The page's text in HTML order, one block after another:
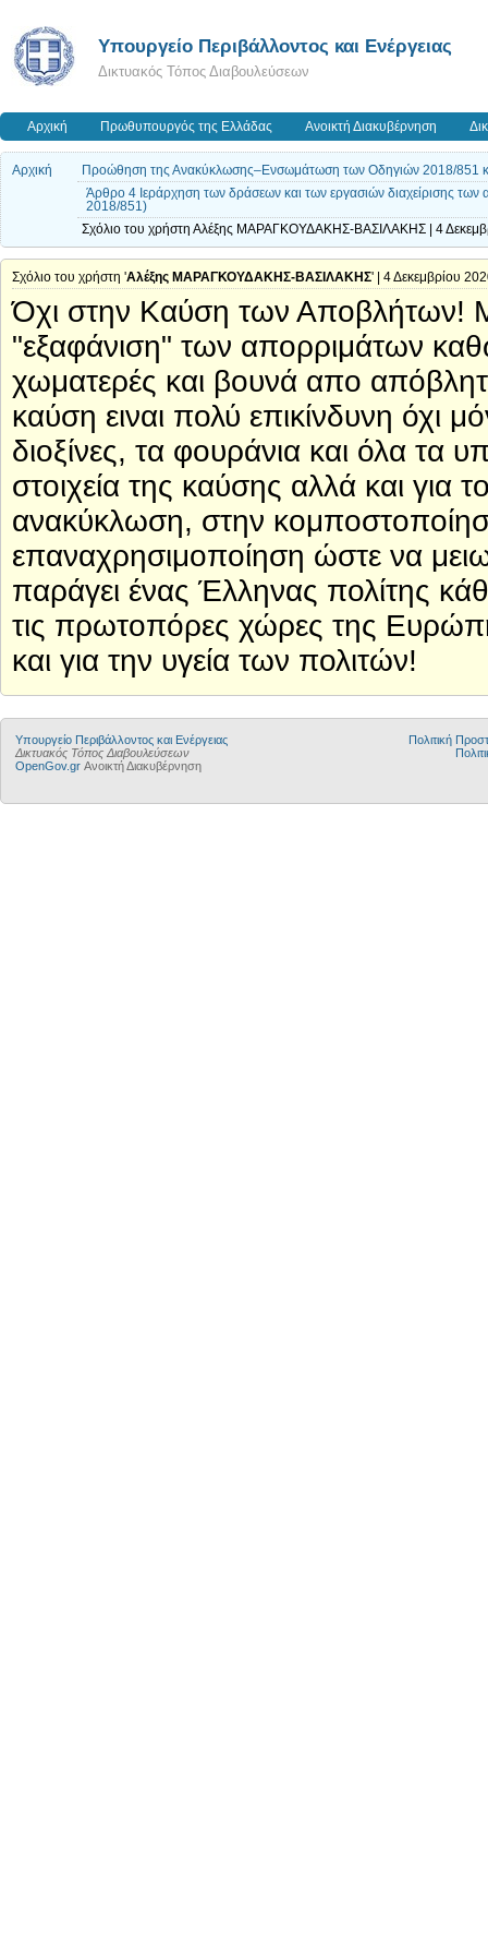
Yπουργείο Περιβάλλοντος και Ενέργειας
Δικτυακός Τόπος Διαβουλεύσεων
Αρχική Πρωθυπουργός της Ελλάδας Ανοικτή Διακυβέρνηση
Αρχική
Προώθηση της Ανακύκλωσης–Ενσωμάτωση των Οδηγιών 2018/851
Άρθρο 4 Ιεράρχηση των δράσεων και των εργασιών διαχείρισης
2018/851)
Σχόλιο του χρήστη Αλέξης ΜΑΡΑΓΚΟΥΔΑΚΗΣ-ΒΑΣΙΛΑΚΗΣ | 4
Σχόλιο του χρήστη 'Αλέξης ΜΑΡΑΓΚΟΥΔΑΚΗΣ-ΒΑΣΙΛΑΚΗΣ' | 4 Δεκεμβρίου
Όχι στην Καύση των Αποβλήτων!
"εξαφάνιση" των απορριμάτων
χωματερές και βουνά απο
καύση ειναι πολύ επικίνδυνη όχι
διοξίνες, τα φουράνια και όλα τα
στοιχεία της καύσης αλλά και
ανακύκλωση, στην
επαναχρησιμοποίηση ώστε να
παράγει ένας Έλληνας πολίτης
τις πρωτοπόρες χώρες της
και για την υγεία των πολιτών!
Yπουργείο Περιβάλλοντος και Ενέργειας
Δικτυακός Τόπος Διαβουλεύσεων
OpenGov.gr Ανοικτή Διακυβέρνηση
Πολιτική